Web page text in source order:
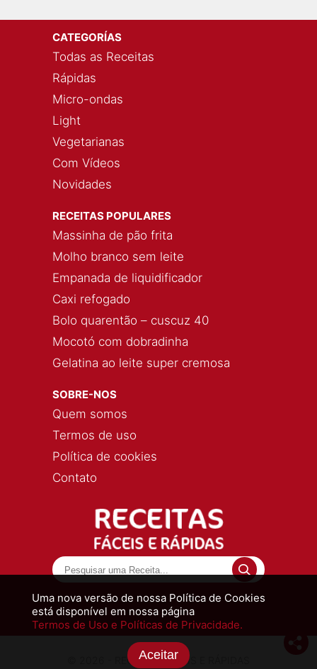
Uma nova versão de nossa Política de Cookies
está disponível em nossa página
Termos de Uso e Políticas de Privacidade.
Aceitar
CATEGORÍAS
Todas as Receitas
Rápidas
Micro-ondas
Light
Vegetarianas
Com Vídeos
Novidades
RECEITAS POPULARES
Massinha de pão frita
Molho branco sem leite
Empanada de liquidificador
Caxi refogado
Bolo quarentão – cuscuz 40
Mocotó com dobradinha
Gelatina ao leite super cremosa
SOBRE-NOS
Quem somos
Termos de uso
Política de cookies
Contato
© 2026 - RECEITAS FÁCEIS E RÁPIDAS